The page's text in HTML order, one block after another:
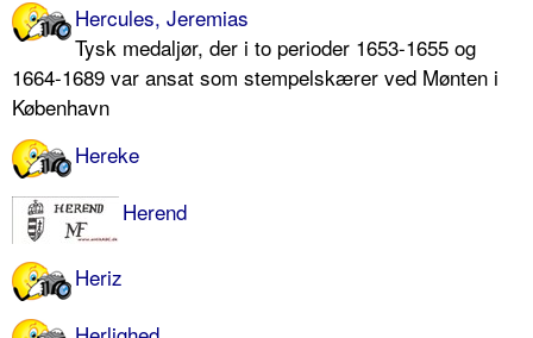
Hercules, Jeremias
Tysk medaljør, der i to perioder 1653-1655 og
1664-1689 var ansat som stempelskærer ved Mønten i
København
Hereke
Herend
Heriz